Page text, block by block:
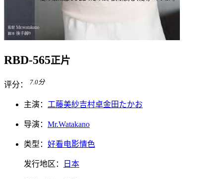
RBD-565正片
评分： 7.0分
主演： 工藤美紗吉村卓金田たかお
导演： Mr.Watakano
类型： 好看电影情色
发行地区： 日本